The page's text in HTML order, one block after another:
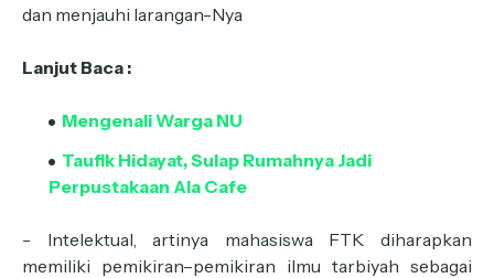
dan menjauhi larangan-Nya
Lanjut Baca :
Mengenali Warga NU
Taufik Hidayat, Sulap Rumahnya Jadi
Perpustakaan Ala Cafe
- Intelektual, artinya mahasiswa FTK diharapkan
memiliki pemikiran–pemikiran ilmu tarbiyah sebagai